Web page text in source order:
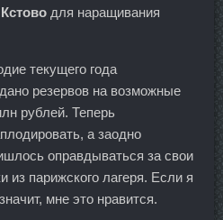
для наращивания
текущего года
резервов на возможные
рублей. Теперь
а заодно
оправдываться за свои
из парижского лагеря. Если я
мне это нравится.